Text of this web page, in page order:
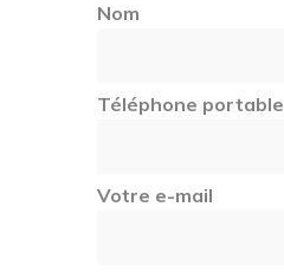
Nom
Téléphone portable
Votre e-mail